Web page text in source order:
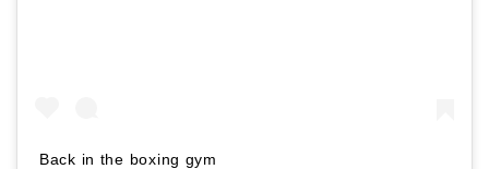
Back in the boxing gym